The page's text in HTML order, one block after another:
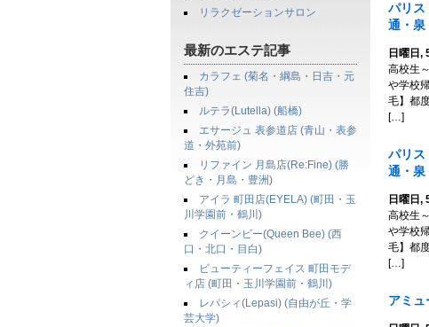
リラクゼーションサロン
最新のエステ記事
カラフェ (菊名・綱島・日吉・元
住吉)
ルテラ(Lutella) (船橋)
エサージュ 表参道店 (青山・表参
道・外苑前)
リファイン 月島店(Re:Fine) (勝
どき・月島・豊洲)
アイラ 町田店(EYELA) (町田・玉
川学園前・鶴川)
クイーンビー(Queen Bee) (西
口・北口・目白)
ビューティーフェイス 町田モデ
ィ店 (町田・玉川学園前・鶴川)
レパシィ(Lepasi) (自由が丘・学
芸大学)
パリ
通・泉
日曜日,
高校生
や学校
毛】都
[…]
パリ
通・泉
日曜日,
高校生
や学校
毛】都
[…]
アミ